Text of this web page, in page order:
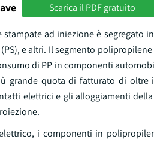
Scarica il PDF gratuito
ad iniezione è segregato in
e altri. Il segmento
di PP in componenti
quota di fatturato di oltre
elettrici e gli alloggiamenti
i componenti in